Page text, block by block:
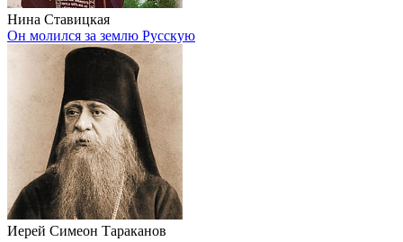
Нина Ставицкая
Он молился за землю Русскую
Иерей Симеон Тараканов